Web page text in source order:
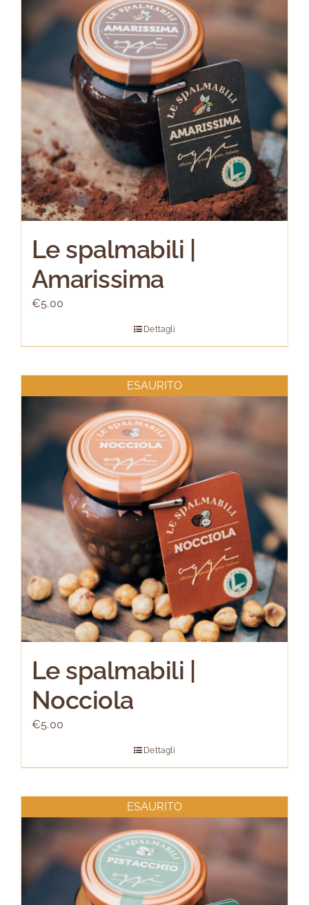
Le spalmabili |
Amarissima
€5.00
Dettagli
ESAURITO
Le spalmabili |
Nocciola
€5.00
Dettagli
ESAURITO